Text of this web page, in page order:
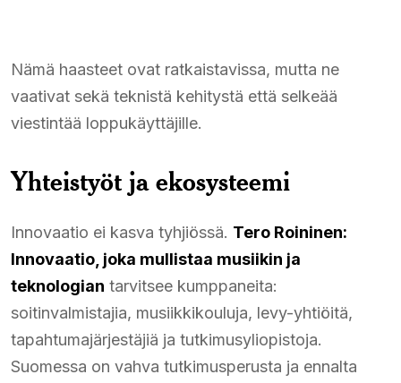
Nämä haasteet ovat ratkaistavissa, mutta ne
vaativat sekä teknistä kehitystä että selkeää
viestintää loppukäyttäjille.
Yhteistyöt ja ekosysteemi
Innovaatio ei kasva tyhjiössä. Tero Roininen:
Innovaatio, joka mullistaa musiikin ja
teknologian tarvitsee kumppaneita:
soitinvalmistajia, musiikkikouluja, levy-yhtiöitä,
tapahtumajärjestäjiä ja tutkimusyliopistoja.
Suomessa on vahva tutkimusperusta ja ennalta